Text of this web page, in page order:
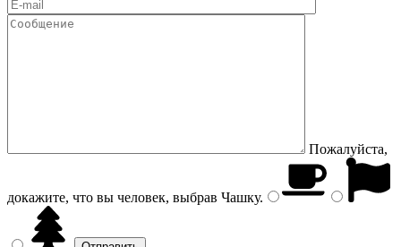
Пожалуйста,
докажите, что вы человек, выбрав Чашку.